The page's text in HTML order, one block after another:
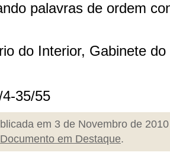
palavras de ordem
do Interior, Gabinete
35/55
em 3 de Novembro de
Documento em Destaque.